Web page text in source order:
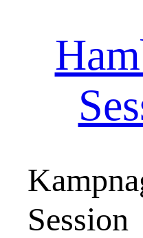
Session